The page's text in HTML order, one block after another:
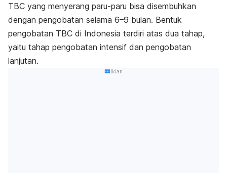
TBC yang menyerang paru-paru bisa disembuhkan
dengan pengobatan selama 6–9 bulan. Bentuk
pengobatan TBC di Indonesia terdiri atas dua tahap,
yaitu tahap pengobatan intensif dan pengobatan
lanjutan.
Iklan